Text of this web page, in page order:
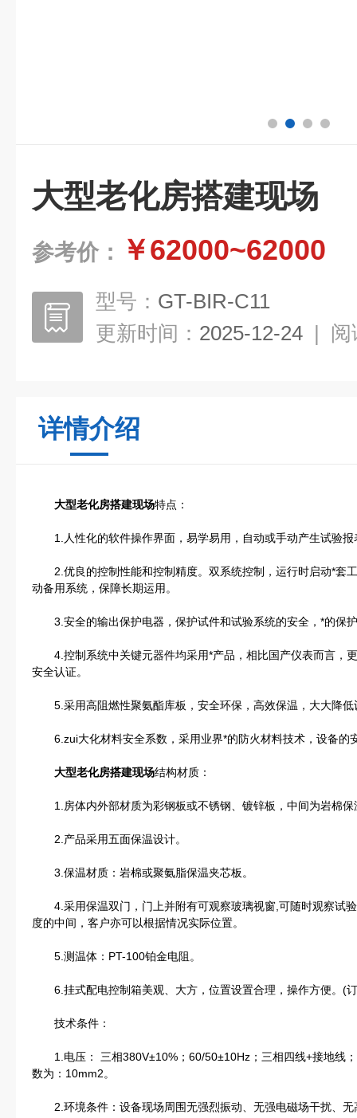
大型老化房搭建现场
参考价： ￥62000~62000
型号： GT-BIR-C11
更新时间： 2025-12-24 | 阅
详情介绍
大型老化房搭建现场特点：
1.人性化的软件操作界面，易学易用，自动或手动产生试验报
2.优良的控制性能和控制精度。双系统控制，运行时启动*套
动备用系统，保障长期运用。
3.安全的输出保护电器，保护试件和试验系统的安全，*的保
4.控制系统中关键元器件均采用*产品，相比国产仪表而言，
安全认证。
5.采用高阻燃性聚氨酯库板，安全环保，高效保温，大大降低
6.zui大化材料安全系数，采用业界*的防火材料技术，设备的
大型老化房搭建现场结构材质：
1.房体内外部材质为彩钢板或不锈钢、镀锌板，中间为岩棉保
2.产品采用五面保温设计。
3.保温材质：岩棉或聚氨脂保温夹芯板。
4.采用保温双门，门上并附有可观察玻璃视窗,可随时观察试
度的中间，客户亦可以根据情况实际位置。
5.测温体：PT-100铂金电阻。
6.挂式配电控制箱美观、大方，位置设置合理，操作方便。(
技术条件：
1.电压： 三相380V±10%；60/50±10Hz；三相四线+接地线；
数为：10mm2。
2.环境条件：设备现场周围无强烈振动、无强电磁场干扰、无